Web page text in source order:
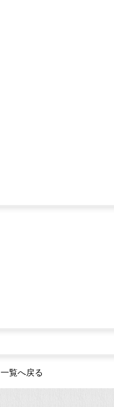
一覧へ戻る